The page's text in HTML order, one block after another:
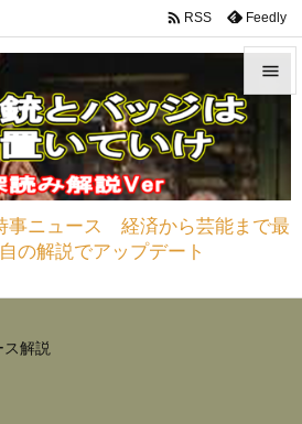
ニュース 経済から芸能まで最
の解説でアップデート


サイド


 RSS Feedly
ス解説